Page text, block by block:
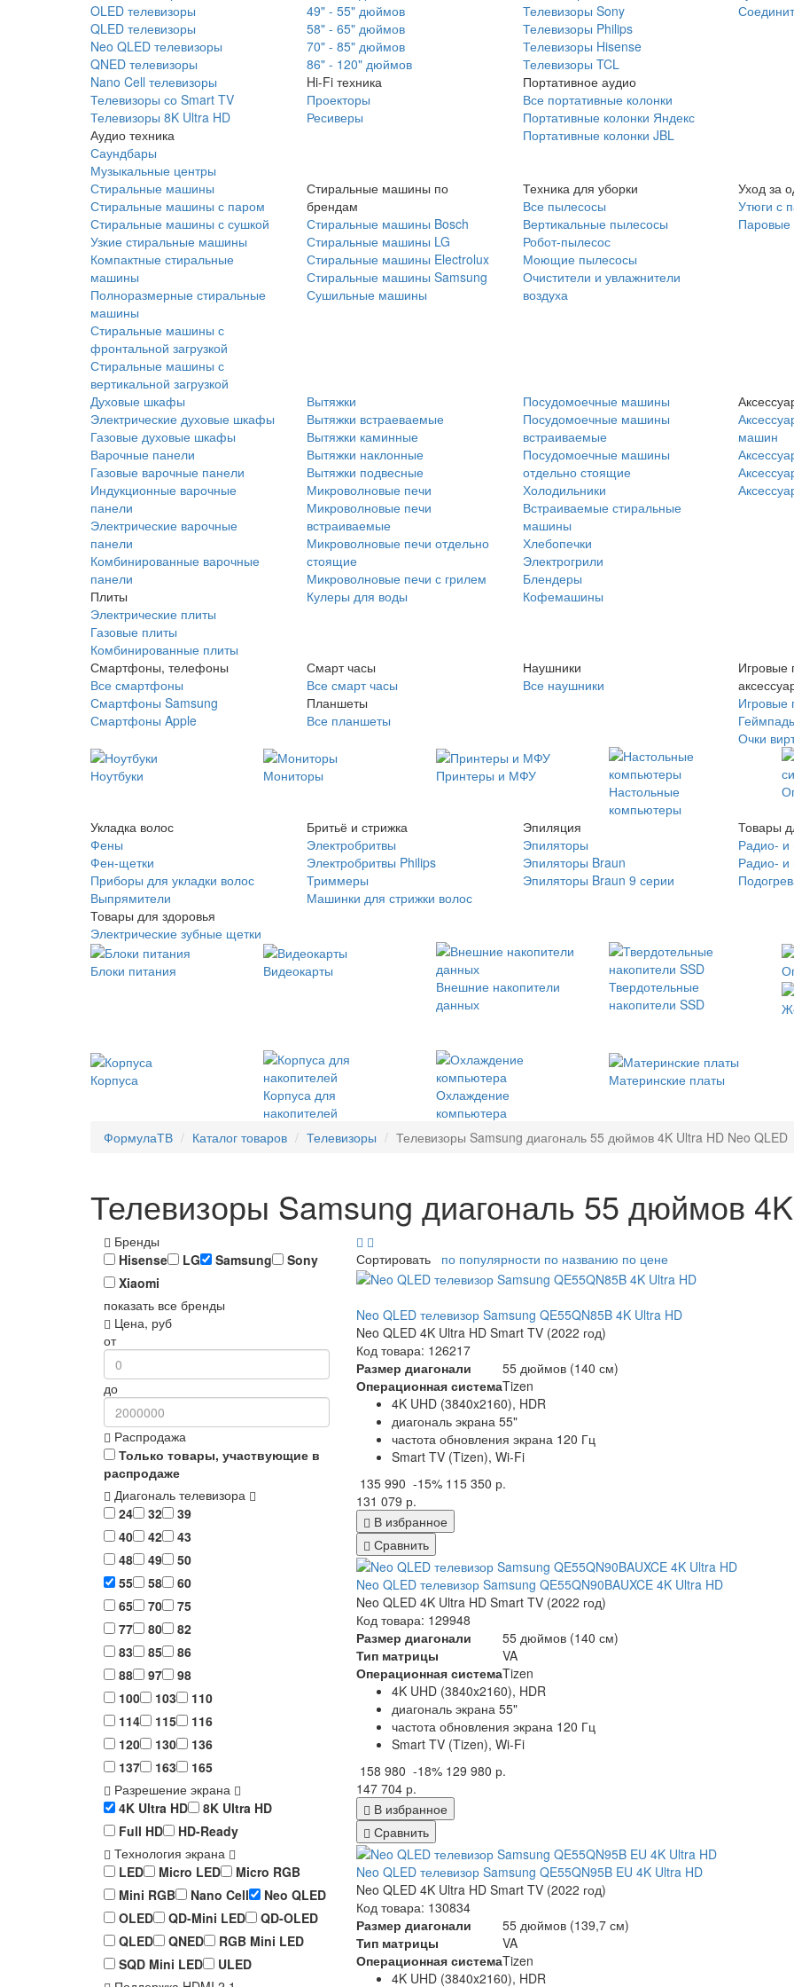
OLED телевизоры
QLED телевизоры
Neo QLED телевизоры
QNED телевизоры
Nano Cell телевизоры
Телевизоры со Smart TV
Телевизоры 8K Ultra HD
Аудио техника
Саундбары
Музыкальные центры
49" - 55" дюймов
58" - 65" дюймов
70" - 85" дюймов
86" - 120" дюймов
Hi-Fi техника
Проекторы
Ресиверы
Телевизоры Sony
Телевизоры Philips
Телевизоры Hisense
Телевизоры TCL
Портативное аудио
Все портативные колонки
Портативные колонки Яндекс
Портативные колонки JBL
Стиральные машины
Стиральные машины с паром
Стиральные машины с сушкой
Узкие стиральные машины
Компактные стиральные
машины
Полноразмерные стиральные
машины
Стиральные машины с
фронтальной загрузкой
Стиральные машины с
вертикальной загрузкой
Стиральные машины по
брендам
Стиральные машины Bosch
Стиральные машины LG
Стиральные машины Electrolux
Стиральные машины Samsung
Сушильные машины
Техника для уборки
Все пылесосы
Вертикальные пылесосы
Робот-пылесос
Моющие пылесосы
Очистители и увлажнители
воздуха
Уход за
Утюги с
Духовые шкафы
Электрические духовые шкафы
Газовые духовые шкафы
Варочные панели
Газовые варочные панели
Индукционные варочные
панели
Электрические варочные
панели
Комбинированные варочные
панели
Плиты
Электрические плиты
Газовые плиты
Комбинированные плиты
Вытяжки
Вытяжки встраеваемые
Вытяжки каминные
Вытяжки наклонные
Вытяжки подвесные
Микроволновые печи
Микроволновые печи
встраиваемые
Микроволновые печи отдельно
стоящие
Микроволновые печи с грилем
Кулеры для воды
Посудомоечные машины
Посудомоечные машины
встраиваемые
Посудомоечные машины
отдельно стоящие
Холодильники
Встраиваемые стиральные
машины
Хлебопечки
Электрогрили
Блендеры
Кофемашины
машин
Смартфоны, телефоны
Все смартфоны
Смартфоны Samsung
Смартфоны Apple
Смарт часы
Все смарт часы
Планшеты
Все планшеты
Наушники
Все наушники
Игровые
Игровые
Очки
Ноутбуки Мониторы
Принтеры и МФУ
Настольные
компьютеры
Укладка волос
Фены
Фен-щетки
Приборы для укладки волос
Выпрямители
Товары для здоровья
Электрические зубные щетки
Бритьё и стрижка
Электробритвы
Электробритвы Philips
Триммеры
Машинки для стрижки волос
Эпиляция
Эпиляторы
Эпиляторы Braun
Эпиляторы Braun 9 серии
Товары
Радио- и
Радио- и
Блоки питания
Видеокарты
Внешние накопители
данных
Твердотельные
накопители SSD
Корпуса
Корпуса для
накопителей
Охлаждение
компьютера
Материнские платы
ФормулаТВ Каталог товаров Телевизоры Телевизоры Samsung диагональ 55 дюймов 4K Ultra HD Neo QLED
Телевизоры Samsung диагональ 55 дюймов
Бренды
Hisense
LG Samsung
Sony
Xiaomi
показать все бренды
Цена, руб
от
до
Распродажа
Только товары, участвующие в
распродаже
Диагональ телевизора
24
32
39
40
42
43
48
49
50
55
58
60
65
70
75
77
80
82
83
85
86
88
97
98
100
103
110
114
115
116
120
130
136
137
163
165
Разрешение экрана
4K Ultra HD
8K Ultra HD
Full HD
HD-Ready
Технология экрана
LED
Micro LED
Micro RGB
Mini RGB
Nano Cell
Neo QLED
OLED
QD-Mini LED
QD-OLED
QLED
QNED
RGB Mini LED
SQD Mini LED
ULED
Сортировать по популярности по названию по цене
Neo QLED телевизор Samsung QE55QN85B 4K Ultra HD
Neo QLED 4K Ultra HD Smart TV (2022 год)
Код товара: 126217
Размер диагонали
55 дюймов (140 см)
Операционная системаTizen
4K UHD (3840x2160), HDR
диагональ экрана 55"
частота обновления экрана 120 Гц
Smart TV (Tizen), Wi-Fi
135 990 -15% 115 350 р.
131 079 р.
В избранное
Сравнить
Neo QLED телевизор Samsung QE55QN90BAUXCE 4K Ultra HD
Neo QLED 4K Ultra HD Smart TV (2022 год)
Код товара: 129948
Размер диагонали
55 дюймов (140 см)
Тип матрицы
VA
Операционная системаTizen
4K UHD (3840x2160), HDR
диагональ экрана 55"
частота обновления экрана 120 Гц
Smart TV (Tizen), Wi-Fi
158 980 -18% 129 980 р.
147 704 р.
В избранное
Сравнить
Neo QLED телевизор Samsung QE55QN95B EU 4K Ultra HD
Neo QLED 4K Ultra HD Smart TV (2022 год)
Код товара: 130834
Размер диагонали
55 дюймов (139,7 см)
Тип матрицы
VA
Операционная системаTizen
4K UHD (3840x2160), HDR